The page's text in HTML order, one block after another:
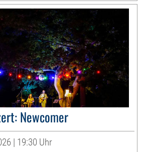
Newcomer
| 19:30 Uhr